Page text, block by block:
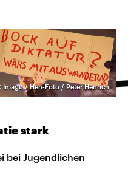
Imago / Hen-Foto / Peter Henrich
stark
bei Jugendlichen